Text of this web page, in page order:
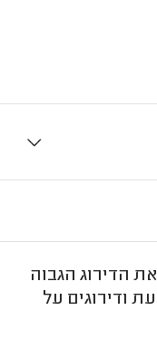
הדירוג הגבוה
ודירוגים על